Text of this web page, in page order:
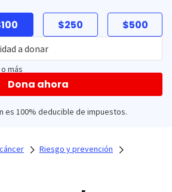
$250 $500
más
Dona ahora
es 100% deducible de impuestos.
Riesgo y prevención